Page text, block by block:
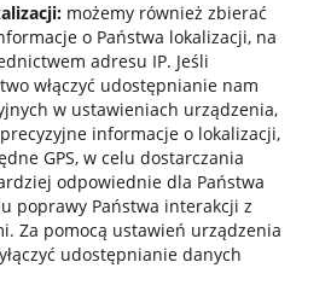
możemy również zbierać
o Państwa lokalizacji, na
adresu IP. Jeśli
włączyć udostępnianie nam
w ustawieniach urządzenia,
informacje o lokalizacji,
GPS, w celu dostarczania
odpowiednie dla Państwa
poprawy Państwa interakcji z
Za pomocą ustawień urządzenia
udostępnianie danych